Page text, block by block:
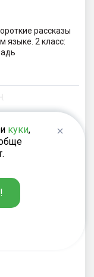
рассказы
языке. 2 класс:
Лексико-
упражнения.
куки,